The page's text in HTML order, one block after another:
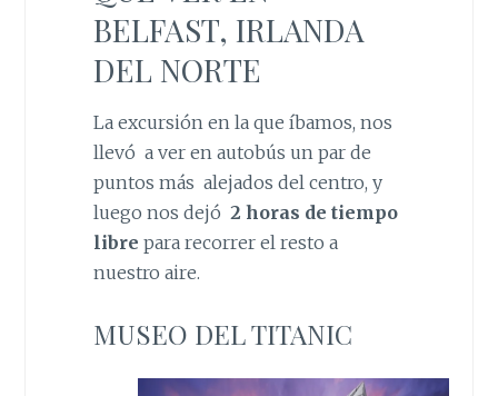
BELFAST, IRLANDA
DEL NORTE
La excursión en la que íbamos, nos
llevó a ver en autobús un par de
puntos más alejados del centro, y
luego nos dejó 2 horas de tiempo
libre para recorrer el resto a
nuestro aire.
MUSEO DEL TITANIC